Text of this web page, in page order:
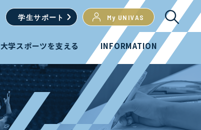
学生サポート My UNIVAS
大学スポーツを支える INFORMATION